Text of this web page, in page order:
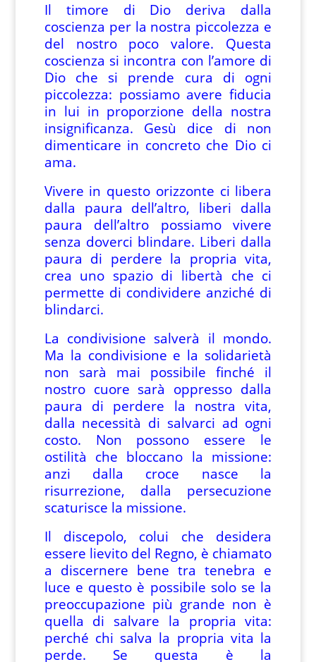
Il timore di Dio deriva dalla
coscienza per la nostra piccolezza e
del nostro poco valore. Questa
coscienza si incontra con l’amore di
Dio che si prende cura di ogni
piccolezza: possiamo avere fiducia
in lui in proporzione della nostra
insignificanza. Gesù dice di non
dimenticare in concreto che Dio ci
ama.
Vivere in questo orizzonte ci libera
dalla paura dell’altro, liberi dalla
paura dell’altro possiamo vivere
senza doverci blindare. Liberi dalla
paura di perdere la propria vita,
crea uno spazio di libertà che ci
permette di condividere anziché di
blindarci.
La condivisione salverà il mondo.
Ma la condivisione e la solidarietà
non sarà mai possibile finché il
nostro cuore sarà oppresso dalla
paura di perdere la nostra vita,
dalla necessità di salvarci ad ogni
costo. Non possono essere le
ostilità che bloccano la missione:
anzi dalla croce nasce la
risurrezione, dalla persecuzione
scaturisce la missione.
Il discepolo, colui che desidera
essere lievito del Regno, è chiamato
a discernere bene tra tenebra e
luce e questo è possibile solo se la
preoccupazione più grande non è
quella di salvare la propria vita:
perché chi salva la propria vita la
perde. Se questa è la